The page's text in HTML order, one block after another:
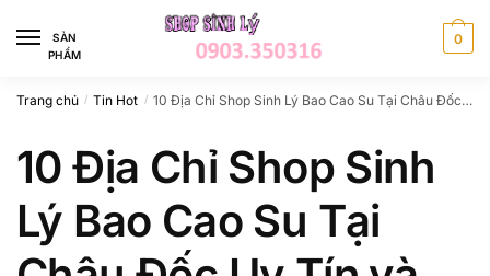
navigation
content
SÀN
PHẨM
0
Trang chủ / Tin Hot / 10 Địa Chỉ Shop Sinh Lý Bao Cao Su Tại Châu Đốc Uy Tín và Chất Lượng
10 Địa Chỉ Shop Sinh
Lý Bao Cao Su Tại